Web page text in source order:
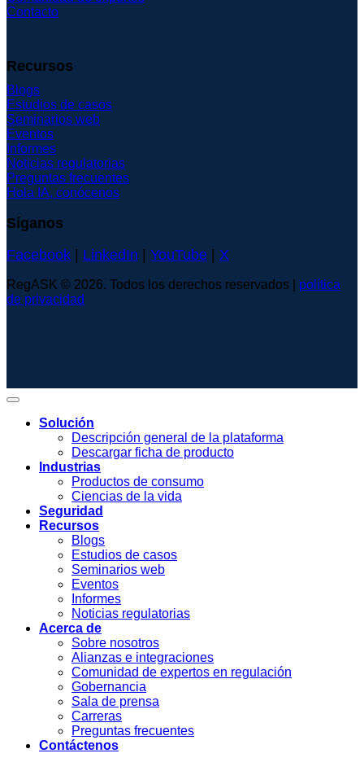
Contacto
Recursos
Blogs
Estudios de casos
Seminarios web
Eventos
Informes
Noticias regulatorias
Preguntas frecuentes
Hola IA, conócenos
Síganos
Facebook | LinkedIn | YouTube | X
RegASK © 2026. Todos los derechos reservados | política
de privacidad
Solución
Descripción general de la plataforma
Descargar ficha de producto
Industrias
Productos de consumo
Ciencias de la vida
Seguridad
Recursos
Blogs
Estudios de casos
Seminarios web
Eventos
Informes
Noticias regulatorias
Acerca de
Sobre nosotros
Alianzas e integraciones
Comunidad de expertos en regulación
Gobernancia
Sala de prensa
Carreras
Preguntas frecuentes
Contáctenos